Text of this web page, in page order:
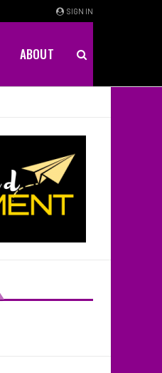
SIGN IN
ABOUT